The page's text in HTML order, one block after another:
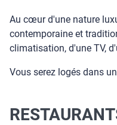
Au cœur d'une nature
contemporaine et
climatisation, d'une TV,
Vous serez logés dans